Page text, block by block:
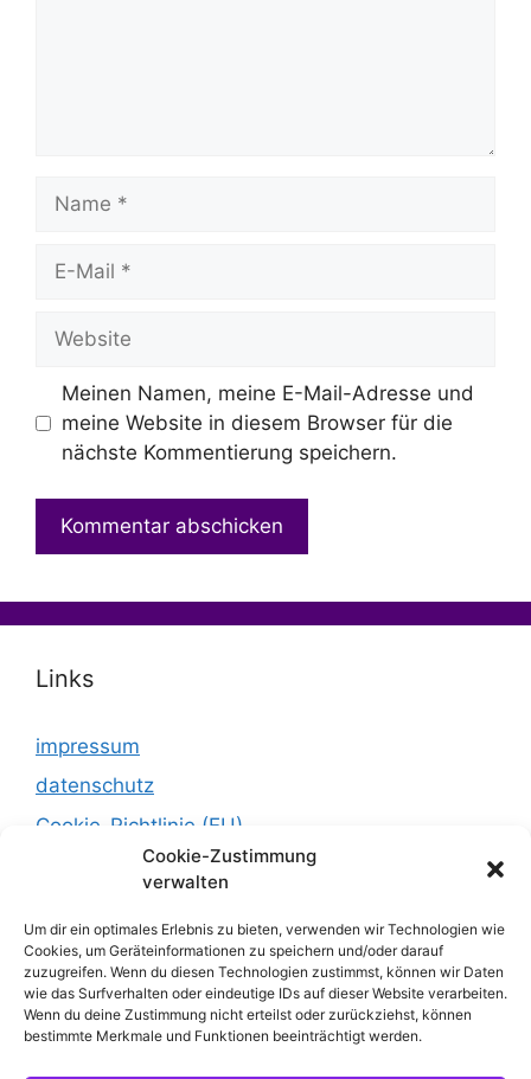
Cookie-Zustimmung
verwalten
Um dir ein optimales Erlebnis zu bieten, verwenden wir Technologien wie
Cookies, um Geräteinformationen zu speichern und/oder darauf
zuzugreifen. Wenn du diesen Technologien zustimmst, können wir Daten
wie das Surfverhalten oder eindeutige IDs auf dieser Website verarbeiten.
Wenn du deine Zustimmung nicht erteilst oder zurückziehst, können
bestimmte Merkmale und Funktionen beeinträchtigt werden.
Name
Website
Meinen Namen, meine E-Mail-Adresse und
meine Website in diesem Browser für die
nächste Kommentierung speichern.
Links
impressum
datenschutz
Cookie-Richtlinie (EU)